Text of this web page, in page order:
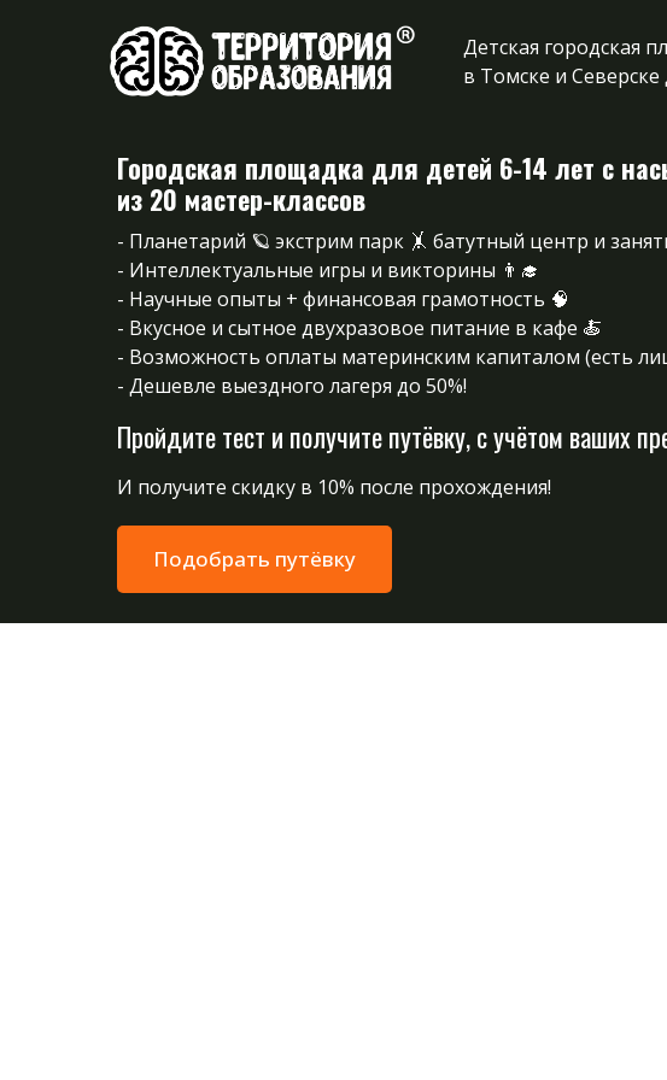
Детская городская
в Томске и Северске
Городская площадка для детей 6-14 лет с
из 20 мастер-классов
- Планетарий 🪐 экстрим парк 🤸 батутный центр и
- Интеллектуальные игры и викторины 👨‍🎓
- Научные опыты + финансовая грамотность 🧠
- Вкусное и сытное двухразовое питание в кафе 🍝
- Возможность оплаты материнским капиталом (есть
- Дешевле выездного лагеря до 50%!
Пройдите тест и получите путёвку, с учётом ваших
И получите скидку в 10% после прохождения!
Подобрать путёвку